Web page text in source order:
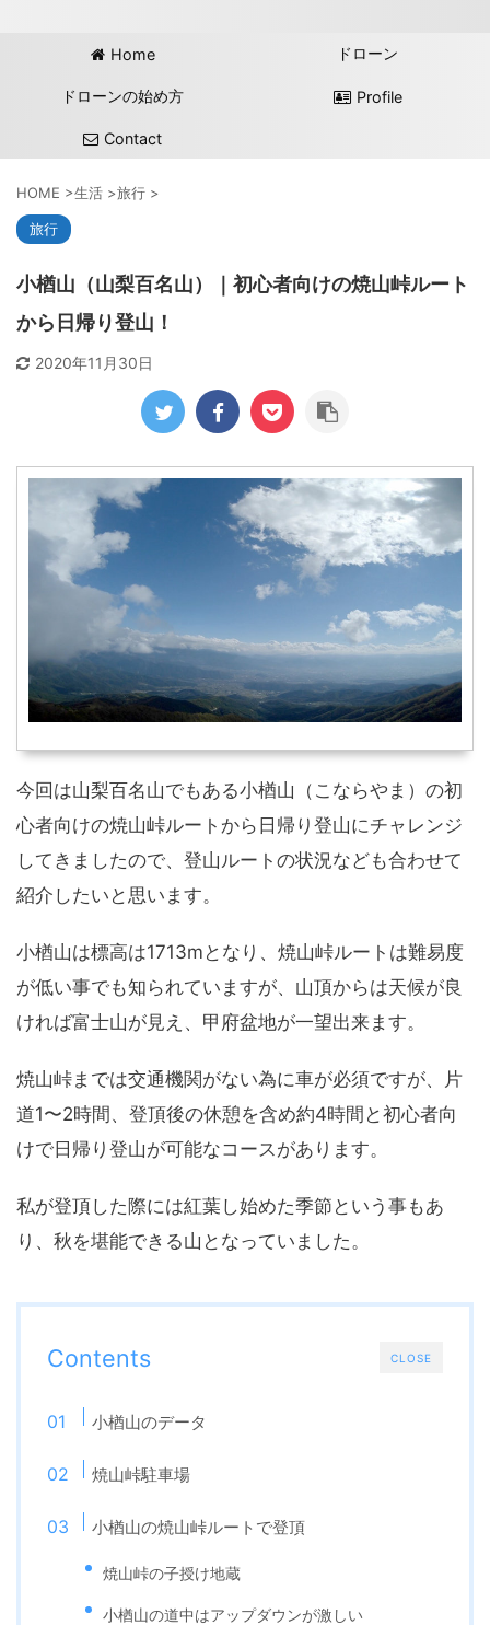
Home ドローン
ドローンの始め方 Profile
Contact
HOME >生活 >旅行 >
旅行
小楢山（山梨百名山）｜初心者向けの焼山峠ルート
から日帰り登山！
2020年11月30日
今回は山梨百名山でもある小楢山（こならやま）の初
心者向けの焼山峠ルートから日帰り登山にチャレンジ
してきましたので、登山ルートの状況なども合わせて
紹介したいと思います。
小楢山は標高は1713mとなり、焼山峠ルートは難易度
が低い事でも知られていますが、山頂からは天候が良
ければ富士山が見え、甲府盆地が一望出来ます。
焼山峠までは交通機関がない為に車が必須ですが、片
道1〜2時間、登頂後の休憩を含め約4時間と初心者向
けで日帰り登山が可能なコースがあります。
私が登頂した際には紅葉し始めた季節という事もあ
り、秋を堪能できる山となっていました。
CLOSE
Contents
小楢山のデータ
焼山峠駐車場
小楢山の焼山峠ルートで登頂
焼山峠の子授け地蔵
小楢山の道中はアップダウンが激しい